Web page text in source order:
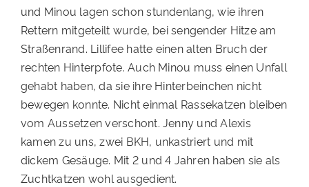
und Minou lagen schon stundenlang, wie ihren
Rettern mitgeteilt wurde, bei sengender Hitze am
Straßenrand. Lillifee hatte einen alten Bruch der
rechten Hinterpfote. Auch Minou muss einen Unfall
gehabt haben, da sie ihre Hinterbeinchen nicht
bewegen konnte. Nicht einmal Rassekatzen bleiben
vom Aussetzen verschont. Jenny und Alexis
kamen zu uns, zwei BKH, unkastriert und mit
dickem Gesäuge. Mit 2 und 4 Jahren haben sie als
Zuchtkatzen wohl ausgedient.